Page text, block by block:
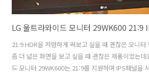
LG 울트라와이드 모니터 29WK600 21:9
21:9 HDR을 저렴하게 써보고 싶을 때 괜찮은 모니터
좀 더 넓은 화면을 보고 싶을 때 괜찮은 제품이었는데
드 모니터 29WK600는 21:9를 지원하며 IPS패널을